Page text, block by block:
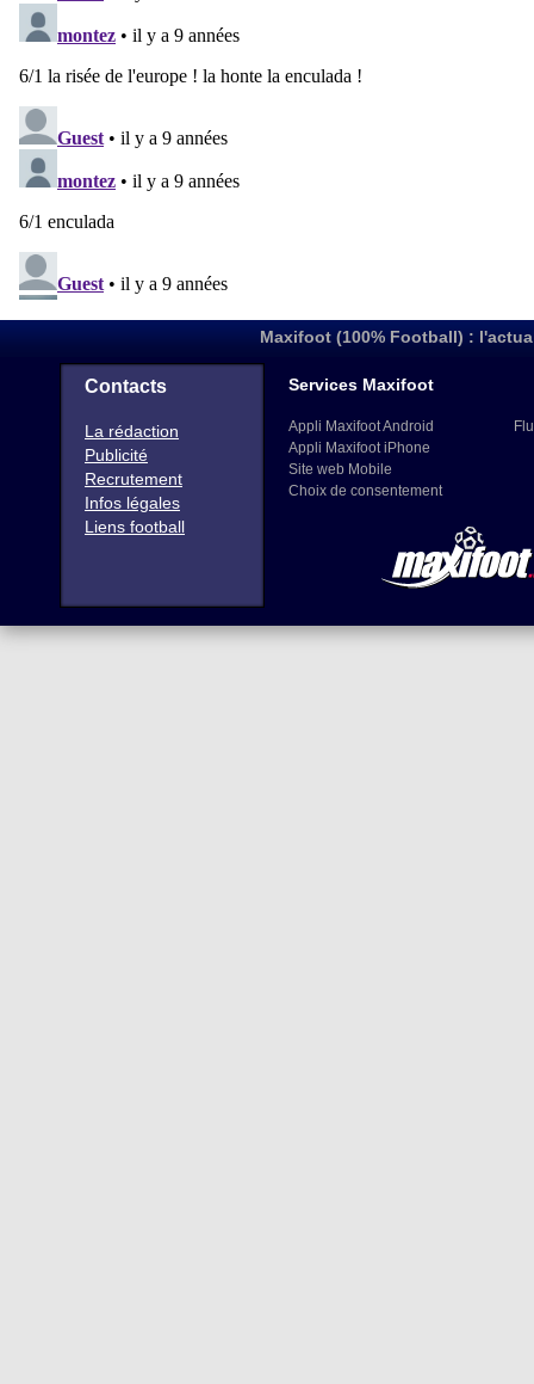
Maxifoot (100% Football) :
Contacts
La rédaction
Publicité
Recrutement
Infos légales
Liens football
Services Maxifoot
Appli Maxifoot Android
Appli Maxifoot iPhone
Site web Mobile
Choix de consentement